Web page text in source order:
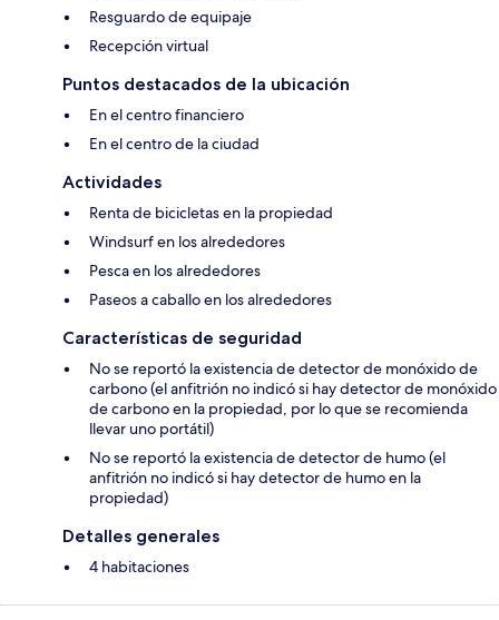
Resguardo de equipaje
Recepción virtual
Puntos destacados de la ubicación
En el centro financiero
En el centro de la ciudad
Actividades
Renta de bicicletas en la propiedad
Windsurf en los alrededores
Pesca en los alrededores
Paseos a caballo en los alrededores
Características de seguridad
No se reportó la existencia de detector de monóxido de
carbono (el anfitrión no indicó si hay detector de monóxido
de carbono en la propiedad, por lo que se recomienda
llevar uno portátil)
No se reportó la existencia de detector de humo (el
anfitrión no indicó si hay detector de humo en la
propiedad)
Detalles generales
4 habitaciones